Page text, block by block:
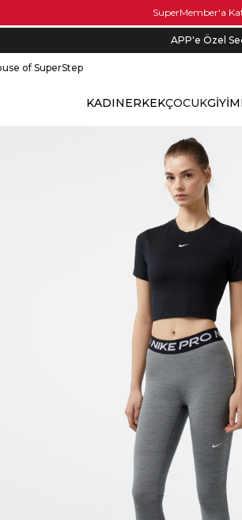
SuperMember'a
APP'e Özel
Bonus
of SuperStep
KADINERKEKÇOCUKGİYİM